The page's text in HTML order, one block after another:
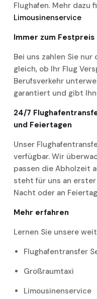
Flughafen. Mehr dazu
Limousinenservice
Immer zum
Bei uns zahlen Sie
gleich, ob Ihr Flug
Berufsverkehr
garantiert und gibt
24/7
und Feiertagen
Unser
verfügbar. Wir
passen die Abholzeit
steht für uns an
Nacht oder an
Mehr erfahren
Lernen Sie unsere
Flughafentransfer
Großraumtaxi
Limousinenservice